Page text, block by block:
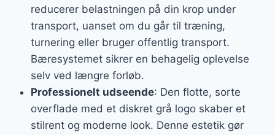
reducerer belastningen på din krop under
transport, uanset om du går til træning,
turnering eller bruger offentlig transport.
Bæresystemet sikrer en behagelig oplevelse
selv ved længre forløb.
Professionelt udseende: Den flotte, sorte
overflade med et diskret grå logo skaber et
stilrent og moderne look. Denne estetik gør